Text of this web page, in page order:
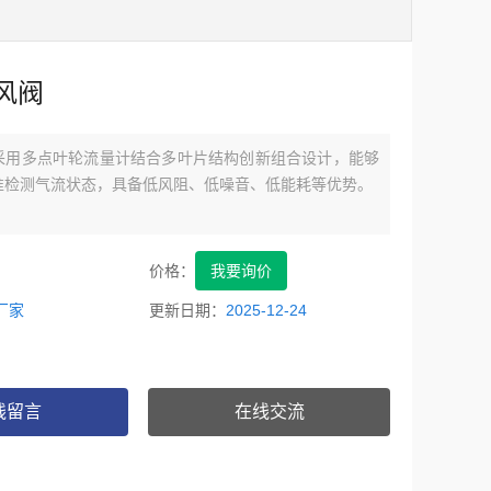
阀
用多点叶轮流量计结合多叶片结构创新组合设计，能够
测气流状态，具备低风阻、低噪音、低能耗等优势。
价格： 我要询价
家 更新日期： 2025-12-24
留言 在线交流